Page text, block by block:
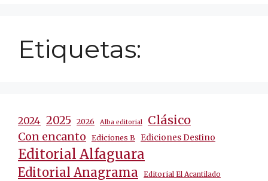
Etiquetas:
2024 2025 2026 Alba editorial Clásico
Con encanto Ediciones B Ediciones Destino
Editorial Alfaguara
Editorial Anagrama Editorial El Acantilado